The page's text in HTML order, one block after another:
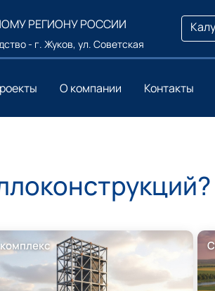
РЕГИОНУ РОССИИ
- г. Жуков, ул. Советская
О компании Контакты